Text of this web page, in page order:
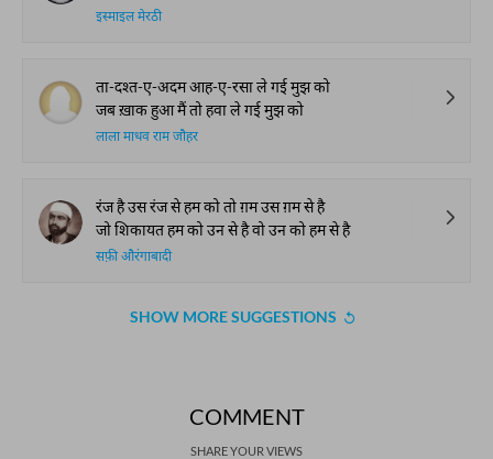
इस्माइल मेरठी
ता-दश्त-ए-अदम आह-ए-रसा ले गई मुझ को
जब ख़ाक हुआ मैं तो हवा ले गई मुझ को
लाला माधव राम जौहर
रंज है उस रंज से हम को तो ग़म उस ग़म से है
जो शिकायत हम को उन से है वो उन को हम से है
सफ़ी औरंगाबादी
SHOW MORE SUGGESTIONS
COMMENT
SHARE YOUR VIEWS